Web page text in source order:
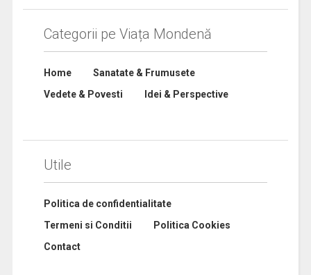
Categorii pe Viața Mondenă
Home
Sanatate & Frumusete
Vedete & Povesti
Idei & Perspective
Utile
Politica de confidentialitate
Termeni si Conditii
Politica Cookies
Contact